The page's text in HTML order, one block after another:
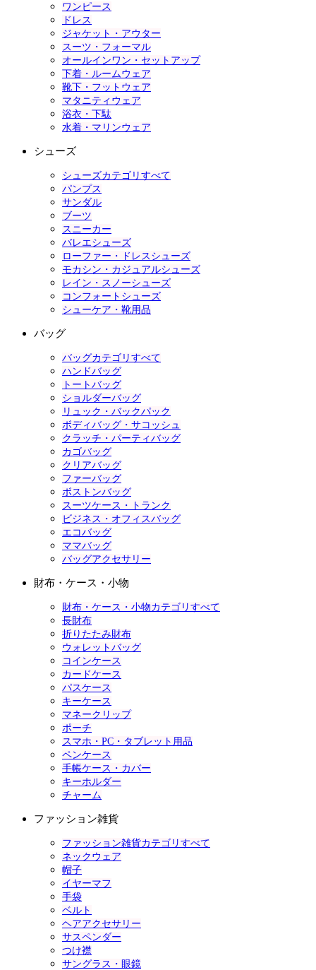
ワンピース
ドレス
ジャケット・アウター
スーツ・フォーマル
オールインワン・セットアップ
下着・ルームウェア
靴下・フットウェア
マタニティウェア
浴衣・下駄
水着・マリンウェア
シューズ
シューズカテゴリすべて
パンプス
サンダル
ブーツ
スニーカー
バレエシューズ
ローファー・ドレスシューズ
モカシン・カジュアルシューズ
レイン・スノーシューズ
コンフォートシューズ
シューケア・靴用品
バッグ
バッグカテゴリすべて
ハンドバッグ
トートバッグ
ショルダーバッグ
リュック・バックパック
ボディバッグ・サコッシュ
クラッチ・パーティバッグ
カゴバッグ
クリアバッグ
ファーバッグ
ボストンバッグ
スーツケース・トランク
ビジネス・オフィスバッグ
エコバッグ
ママバッグ
バッグアクセサリー
財布・ケース・小物
財布・ケース・小物カテゴリすべて
長財布
折りたたみ財布
ウォレットバッグ
コインケース
カードケース
パスケース
キーケース
マネークリップ
ポーチ
スマホ・PC・タブレット用品
ペンケース
手帳ケース・カバー
キーホルダー
チャーム
ファッション雑貨
ファッション雑貨カテゴリすべて
ネックウェア
帽子
イヤーマフ
手袋
ベルト
ヘアアクセサリー
サスペンダー
つけ襟
サングラス・眼鏡